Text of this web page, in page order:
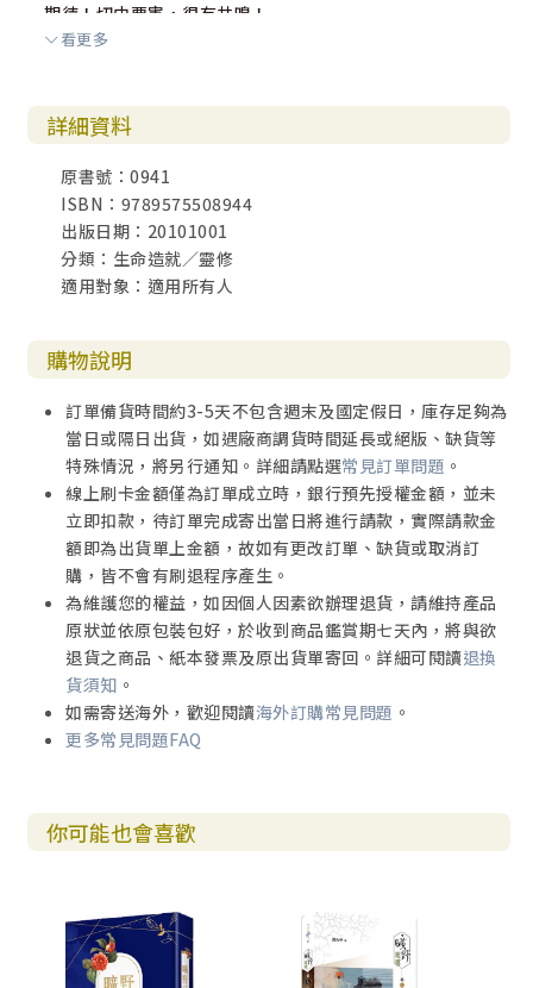
期待！切中要害，很有共鳴！
✦這本書讓我25年的婚姻不再一樣，我明年要再看一次！
【作者序：享受相愛的喜樂】
我很榮幸從事夫妻諮商工作三十多年，看到許多人跟我一
樣，曾經在婚姻的困境中掙扎。然而，我
也一次次看到神的大能改變了夫妻關係。當雙方都願意做出
承諾──特別是藉著五種愛之語向對方表達
我的專業背景是婚姻諮商，寫作時經常用婚姻的語言。我處
理的一些問題是婚姻中的狀況，不過，若
對你們也有幫助。婚姻的要素，像是良好的溝通、尊重、無
條件的愛和饒恕，是一切愛情關係的基礎。學習辨識並且說
配偶的愛之語，任何階段的夫妻都會獲益良多。
你可以自己使用這本書，或是夫妻每天坐下來一起閱讀，讓
每篇文章最後的禱告成為你們禱告的起
點，安靜默禱或出聲禱告都可以。每天只要花一、兩分鐘，
聖經的智慧將帶領你們成長。
無論你們的關係相當穩固或陷入掙扎、挑戰，我的禱告是這
本靈修書能鼓勵你們，使你們享受相愛的
喜樂。當你們把重點放在愛和成長，祝福你們這一年的關係
更美好、甜蜜。
──蓋瑞．巧門
看更多
詳細資料
原書號：0941
ISBN：9789575508944
出版日期：20101001
分類：生命造就／靈修
適用對象：適用所有人
購物說明
訂單備貨時間約3-5天不包含週末及國定假日，庫存足夠為
當日或隔日出貨，如遇廠商調貨時間延長或絕版、缺貨等
特殊情況，將另行通知。詳細請點選常見訂單問題 。
線上刷卡金額僅為訂單成立時，銀行預先授權金額，並未
立即扣款，待訂單完成寄出當日將進行請款，實際請款金
額即為出貨單上金額，故如有更改訂單、缺貨或取消訂
購，皆不會有刷退程序產生。
為維護您的權益，如因個人因素欲辦理退貨，請維持產品
原狀並依原包裝包好，於收到商品鑑賞期七天內，將與欲
退貨之商品、紙本發票及原出貨單寄回。詳細可閱讀退換
貨須知 。
如需寄送海外，歡迎閱讀海外訂購常見問題 。
更多常見問題FAQ
你可能也會喜歡